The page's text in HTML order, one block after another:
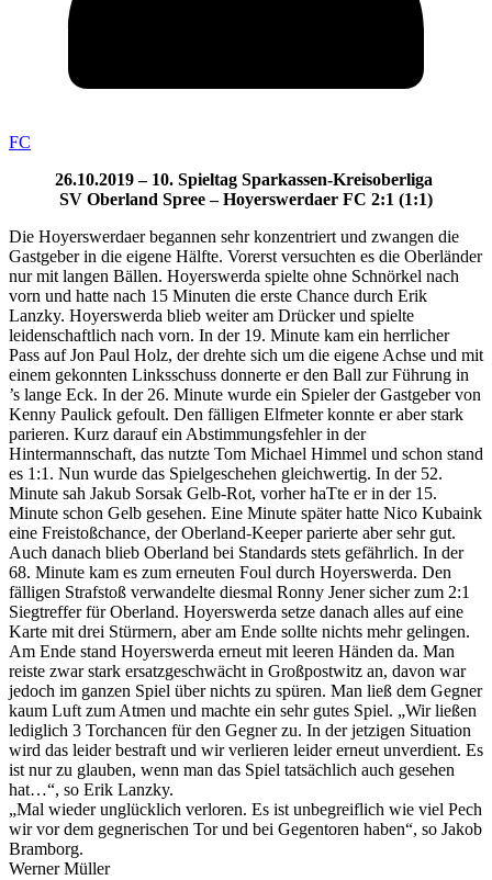
FC
26.10.2019 – 10. Spieltag Sparkassen-Kreisoberliga
SV Oberland Spree – Hoyerswerdaer FC 2:1 (1:1)
Die Hoyerswerdaer begannen sehr konzentriert und zwangen die
Gastgeber in die eigene Hälfte. Vorerst versuchten es die Oberländer
nur mit langen Bällen. Hoyerswerda spielte ohne Schnörkel nach
vorn und hatte nach 15 Minuten die erste Chance durch Erik
Lanzky. Hoyerswerda blieb weiter am Drücker und spielte
leidenschaftlich nach vorn. In der 19. Minute kam ein herrlicher
Pass auf Jon Paul Holz, der drehte sich um die eigene Achse und mit
einem gekonnten Linksschuss donnerte er den Ball zur Führung in
’s lange Eck. In der 26. Minute wurde ein Spieler der Gastgeber von
Kenny Paulick gefoult. Den fälligen Elfmeter konnte er aber stark
parieren. Kurz darauf ein Abstimmungsfehler in der
Hintermannschaft, das nutzte Tom Michael Himmel und schon stand
es 1:1. Nun wurde das Spielgeschehen gleichwertig. In der 52.
Minute sah Jakub Sorsak Gelb-Rot, vorher haTte er in der 15.
Minute schon Gelb gesehen. Eine Minute später hatte Nico Kubaink
eine Freistoßchance, der Oberland-Keeper parierte aber sehr gut.
Auch danach blieb Oberland bei Standards stets gefährlich. In der
68. Minute kam es zum erneuten Foul durch Hoyerswerda. Den
fälligen Strafstoß verwandelte diesmal Ronny Jener sicher zum 2:1
Siegtreffer für Oberland. Hoyerswerda setze danach alles auf eine
Karte mit drei Stürmern, aber am Ende sollte nichts mehr gelingen.
Am Ende stand Hoyerswerda erneut mit leeren Händen da. Man
reiste zwar stark ersatzgeschwächt in Großpostwitz an, davon war
jedoch im ganzen Spiel über nichts zu spüren. Man ließ dem Gegner
kaum Luft zum Atmen und machte ein sehr gutes Spiel. „Wir ließen
lediglich 3 Torchancen für den Gegner zu. In der jetzigen Situation
wird das leider bestraft und wir verlieren leider erneut unverdient. Es
ist nur zu glauben, wenn man das Spiel tatsächlich auch gesehen
hat…“, so Erik Lanzky.
„Mal wieder unglücklich verloren. Es ist unbegreiflich wie viel Pech
wir vor dem gegnerischen Tor und bei Gegentoren haben“, so Jakob
Bramborg.
Werner Müller